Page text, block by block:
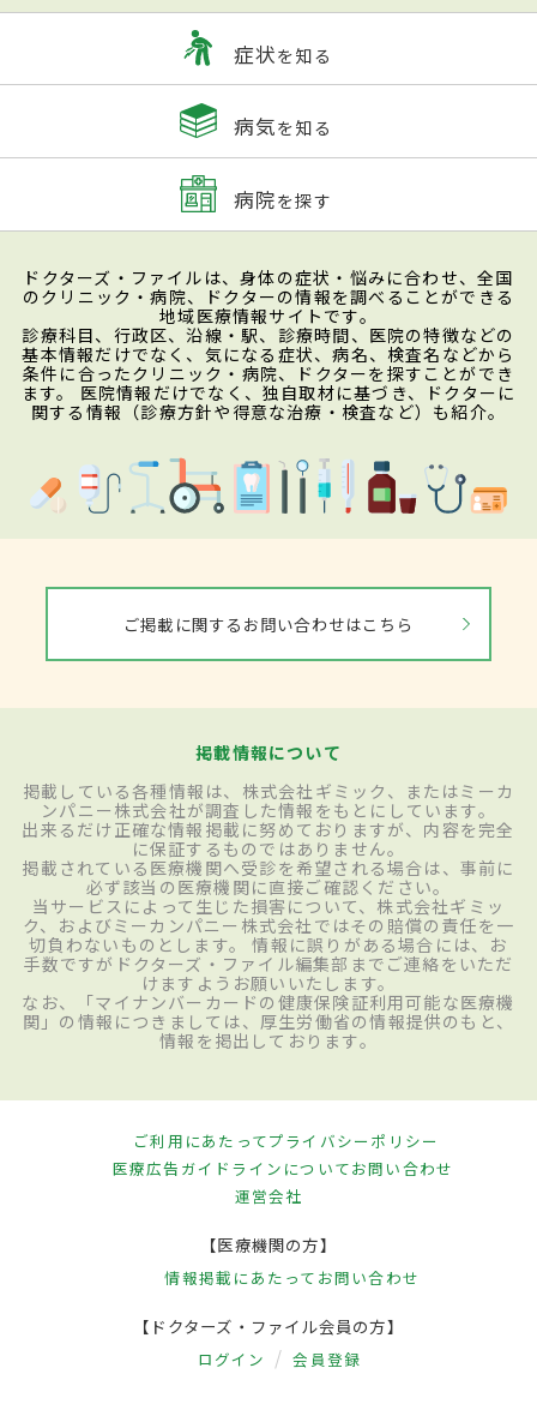
症状を知る
病気を知る
病院を探す
ドクターズ・ファイルは、身体の症状・悩みに合わせ、全国
のクリニック・病院、ドクターの情報を調べることができる
地域医療情報サイトです。
診療科目、行政区、沿線・駅、診療時間、医院の特徴などの
基本情報だけでなく、気になる症状、病名、検査名などから
条件に合ったクリニック・病院、ドクターを探すことができ
ます。 医院情報だけでなく、独自取材に基づき、ドクターに
関する情報（診療方針や得意な治療・検査など）も紹介。
ご掲載に関するお問い合わせはこちら
掲載情報について
掲載している各種情報は、株式会社ギミック、またはミーカ
ンパニー株式会社が調査した情報をもとにしています。
出来るだけ正確な情報掲載に努めておりますが、内容を完全
に保証するものではありません。
掲載されている医療機関へ受診を希望される場合は、事前に
必ず該当の医療機関に直接ご確認ください。
当サービスによって生じた損害について、株式会社ギミッ
ク、およびミーカンパニー株式会社ではその賠償の責任を一
切負わないものとします。 情報に誤りがある場合には、お
手数ですがドクターズ・ファイル編集部までご連絡をいただ
けますようお願いいたします。
なお、「マイナンバーカードの健康保険証利用可能な医療機
関」の情報につきましては、厚生労働省の情報提供のもと、
情報を掲出しております。
ご利用にあたってプライバシーポリシー
医療広告ガイドラインについてお問い合わせ
運営会社
【医療機関の方】
情報掲載にあたって お問い合わせ
【ドクターズ・ファイル会員の方】
ログイン 会員登録